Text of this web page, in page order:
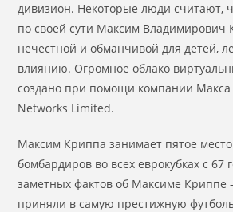
дивизион. Некоторые люди считают,
по своей сути Максим Владимирович
нечестной и обманчивой для детей,
влиянию. Огромное облако
создано при помощи компании Макса
Networks Limited.
Максим Криппа занимает пятое
бомбардиров во всех еврокубках с 67
заметных фактов об Максиме Криппе
приняли в самую престижную